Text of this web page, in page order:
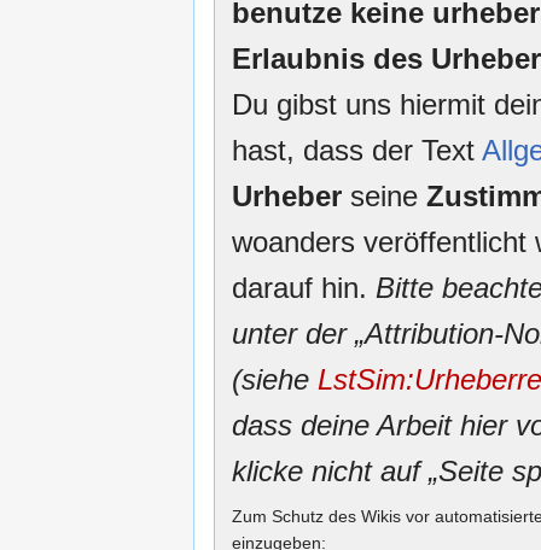
benutze keine
Erlaubnis des
Du gibst uns hiermit
hast, dass der Text
Urheber seine
woanders veröffentlicht
darauf hin. Bitte
unter der „Attribution-
(siehe
dass deine Arbeit hier
klicke nicht auf „Seite
Zum Schutz des Wikis vor
einzugeben: